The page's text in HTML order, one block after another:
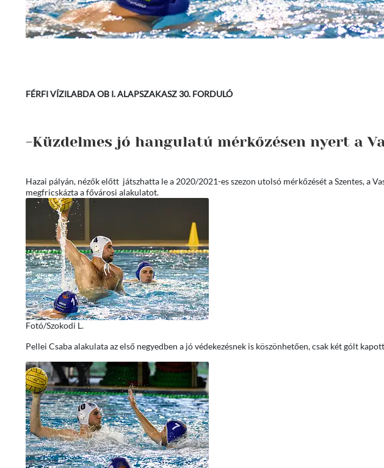
FÉRFI VÍZILABDA OB I. ALAPSZAKASZ 30. FORDULÓ
-Küzdelmes jó hangulatú mérkőzésen nyert a
Hazai pályán, nézők előtt játszhatta le a 2020/2021-es szezon utolsó mérkőzését a Szentes, a
megfricskázta a fővárosi alakulatot.
Fotó/Szokodi L.
Pellei Csaba alakulata az első negyedben a jó védekezésnek is köszönhetően, csak két gólt